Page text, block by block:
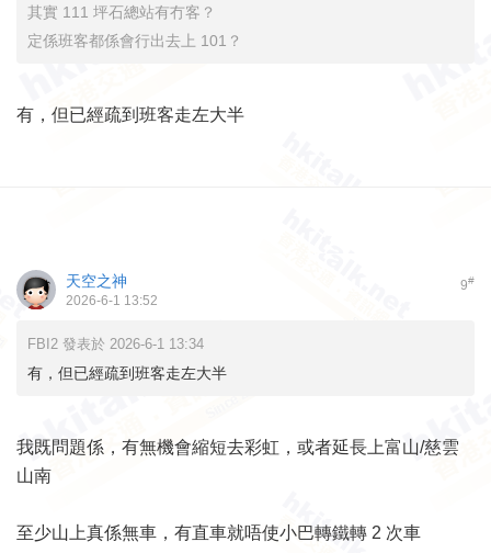
其實 111 坪石總站有冇客？
定係班客都係會行出去上 101？
有，但已經疏到班客走左大半
9#
天空之神
2026-6-1 13:52
FBI2 發表於 2026-6-1 13:34
有，但已經疏到班客走左大半
我既問題係，有無機會縮短去彩虹，或者延長上富山/慈雲
山南
至少山上真係無車，有直車就唔使小巴轉鐵轉 2 次車